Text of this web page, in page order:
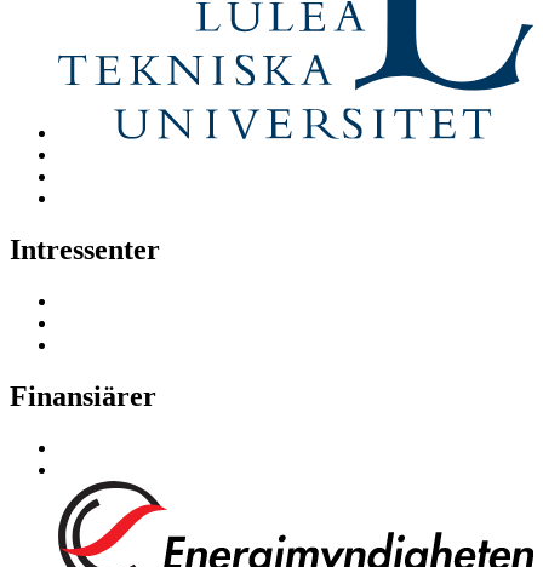
Intressenter
Finansiärer